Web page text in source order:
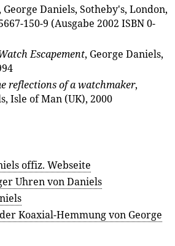
George Daniels, Sotheby's, London,
150-9 (Ausgabe 2002 ISBN 0-
Escapement, George Daniels,
reflections of a watchmaker,
Isle of Man (UK), 2000
offiz. Webseite
Uhren von Daniels
Koaxial-Hemmung von George